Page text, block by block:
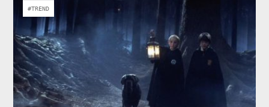
#TREND